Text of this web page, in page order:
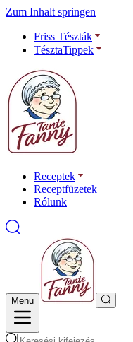
Zum Inhalt springen
Friss Tészták
TésztaTippek
Receptek
Receptfüzetek
Rólunk
Menu